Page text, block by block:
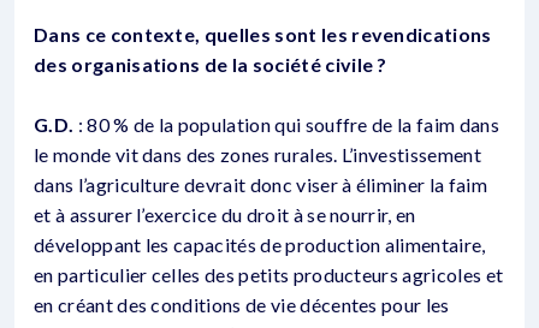
Dans ce contexte, quelles sont les revendications
des organisations de la société civile ?
G.D. : 80 % de la population qui souffre de la faim dans
le monde vit dans des zones rurales. L’investissement
dans l’agriculture devrait donc viser à éliminer la faim
et à assurer l’exercice du droit à se nourrir, en
développant les capacités de production alimentaire,
en particulier celles des petits producteurs agricoles et
en créant des conditions de vie décentes pour les